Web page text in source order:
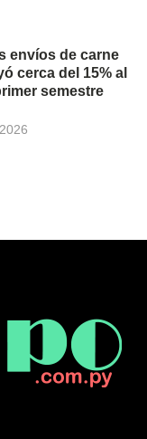
envíos de carne
cerca del 15% al
semestre